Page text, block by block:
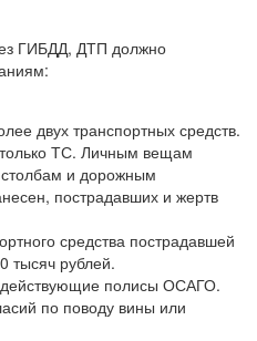
ГИБДД, ДТП должно
двух транспортных средств.
ТС. Личным вещам
и дорожным
пострадавших и жертв
средства пострадавшей
тысяч рублей.
действующие полисы ОСАГО.
по поводу вины или